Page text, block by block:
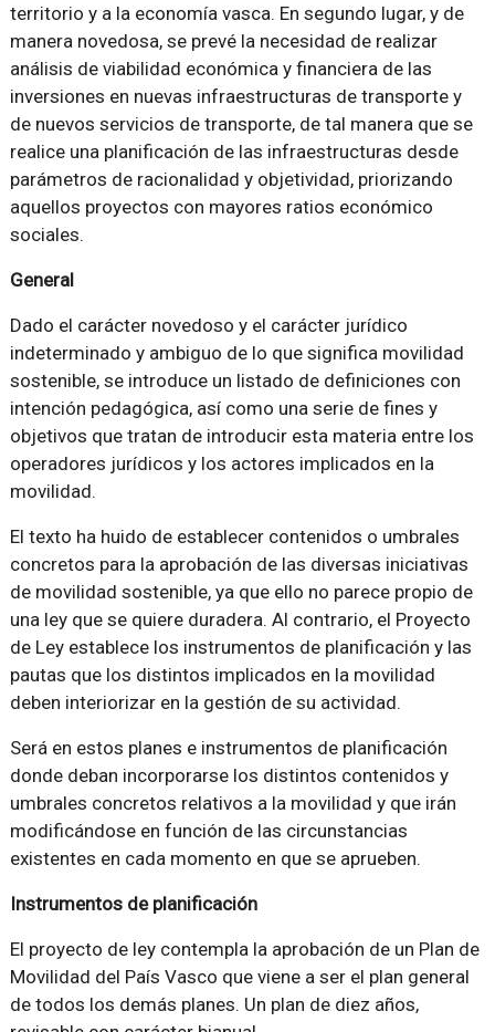
territorio y a la economía vasca. En segundo lugar, y de
manera novedosa, se prevé la necesidad de realizar
análisis de viabilidad económica y financiera de las
inversiones en nuevas infraestructuras de transporte y
de nuevos servicios de transporte, de tal manera que se
realice una planificación de las infraestructuras desde
parámetros de racionalidad y objetividad, priorizando
aquellos proyectos con mayores ratios económico
sociales.
General
Dado el carácter novedoso y el carácter jurídico
indeterminado y ambiguo de lo que significa movilidad
sostenible, se introduce un listado de definiciones con
intención pedagógica, así como una serie de fines y
objetivos que tratan de introducir esta materia entre los
operadores jurídicos y los actores implicados en la
movilidad.
El texto ha huido de establecer contenidos o umbrales
concretos para la aprobación de las diversas iniciativas
de movilidad sostenible, ya que ello no parece propio de
una ley que se quiere duradera. Al contrario, el Proyecto
de Ley establece los instrumentos de planificación y las
pautas que los distintos implicados en la movilidad
deben interiorizar en la gestión de su actividad.
Será en estos planes e instrumentos de planificación
donde deban incorporarse los distintos contenidos y
umbrales concretos relativos a la movilidad y que irán
modificándose en función de las circunstancias
existentes en cada momento en que se aprueben.
Instrumentos de planificación
El proyecto de ley contempla la aprobación de un Plan de
Movilidad del País Vasco que viene a ser el plan general
de todos los demás planes. Un plan de diez años,